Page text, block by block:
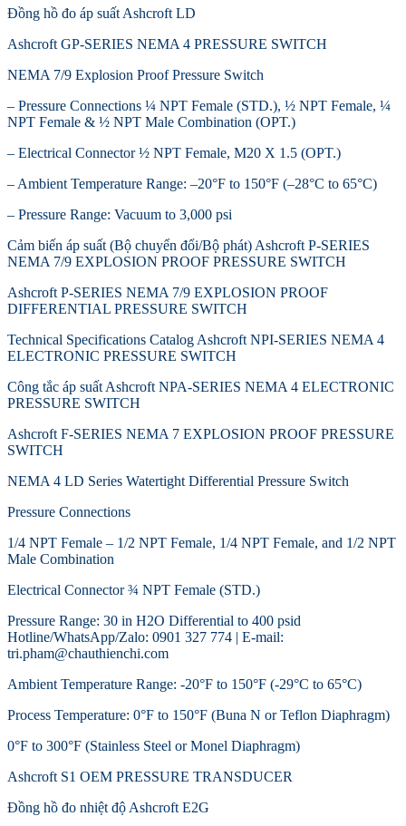
Đồng hồ đo áp suất Ashcroft LD
Ashcroft GP-SERIES NEMA 4 PRESSURE SWITCH
NEMA 7/9 Explosion Proof Pressure Switch
– Pressure Connections ¼ NPT Female (STD.), ½ NPT Female, ¼
NPT Female & ½ NPT Male Combination (OPT.)
– Electrical Connector ½ NPT Female, M20 X 1.5 (OPT.)
– Ambient Temperature Range: –20°F to 150°F (–28°C to 65°C)
– Pressure Range: Vacuum to 3,000 psi
Cảm biến áp suất (Bộ chuyển đổi/Bộ phát) Ashcroft P-SERIES
NEMA 7/9 EXPLOSION PROOF PRESSURE SWITCH
Ashcroft P-SERIES NEMA 7/9 EXPLOSION PROOF
DIFFERENTIAL PRESSURE SWITCH
Technical Specifications Catalog Ashcroft NPI-SERIES NEMA 4
ELECTRONIC PRESSURE SWITCH
Công tắc áp suất Ashcroft NPA-SERIES NEMA 4 ELECTRONIC
PRESSURE SWITCH
Ashcroft F-SERIES NEMA 7 EXPLOSION PROOF PRESSURE
SWITCH
NEMA 4 LD Series Watertight Differential Pressure Switch
Pressure Connections
1/4 NPT Female – 1/2 NPT Female, 1/4 NPT Female, and 1/2 NPT
Male Combination
Electrical Connector ¾ NPT Female (STD.)
Pressure Range: 30 in H2O Differential to 400 psid
Hotline/WhatsApp/Zalo: 0901 327 774 | E-mail:
tri.pham@chauthienchi.com
Ambient Temperature Range: -20°F to 150°F (-29°C to 65°C)
Process Temperature: 0°F to 150°F (Buna N or Teflon Diaphragm)
0°F to 300°F (Stainless Steel or Monel Diaphragm)
Ashcroft S1 OEM PRESSURE TRANSDUCER
Đồng hồ đo nhiệt độ Ashcroft E2G